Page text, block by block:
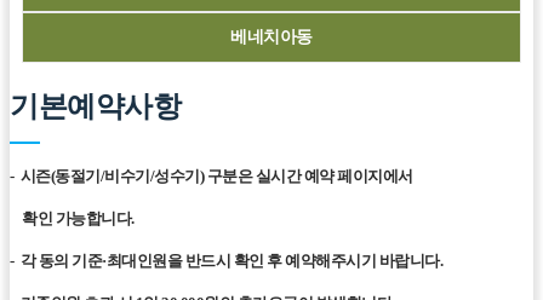
베네치아동
기본예약사항
- 시즌(동절기/비수기/성수기) 구분은 실시간 예약 페이지에서
확인 가능합니다.
- 각 동의 기준·최대인원을 반드시 확인 후 예약해주시기 바랍니다.